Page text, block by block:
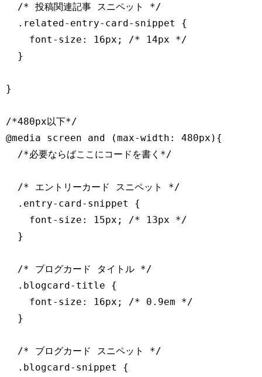
  /* 投稿関連記事 スニペット */
  .related-entry-card-snippet {
    font-size: 16px; /* 14px */
  }
}
/*480px以下*/
@media screen and (max-width: 480px){
  /*必要ならばここにコードを書く*/
  /* エントリーカード スニペット */
  .entry-card-snippet {
    font-size: 15px; /* 13px */
  }
  /* ブログカード タイトル */
  .blogcard-title {
    font-size: 16px; /* 0.9em */
  }
  /* ブログカード スニペット */
  .blogcard-snippet {